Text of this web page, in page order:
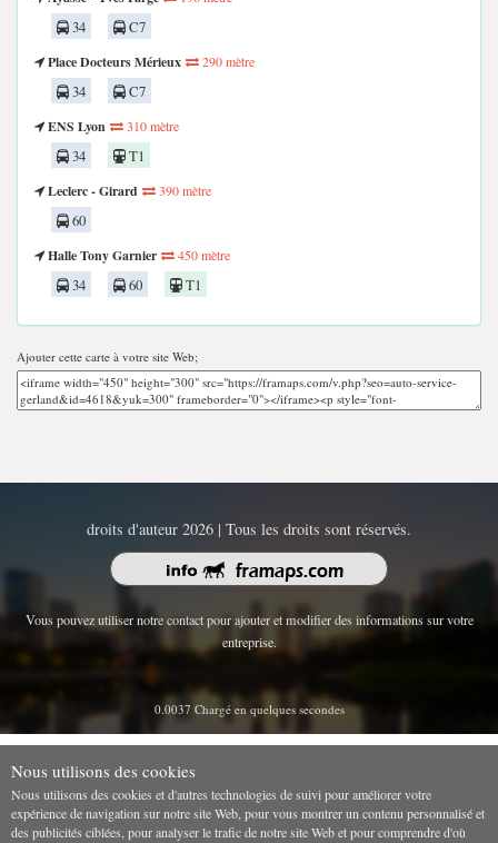
34
C7
Place Docteurs Mérieux
290 mètre
34
C7
ENS Lyon
310 mètre
34
T1
Leclerc - Girard
390 mètre
60
Halle Tony Garnier
450 mètre
34 60 T1
Ajouter cette carte à votre site Web;
droits d'auteur 2026 | Tous les droits sont réservés.
Vous pouvez utiliser notre contact pour ajouter et modifier des informations sur votre
entreprise.
0.0037 Chargé en quelques secondes
Nous utilisons des cookies
Nous utilisons des cookies et d'autres technologies de suivi pour améliorer votre
expérience de navigation sur notre site Web, pour vous montrer un contenu personnalisé et
des publicités ciblées, pour analyser le trafic de notre site Web et pour comprendre d'où